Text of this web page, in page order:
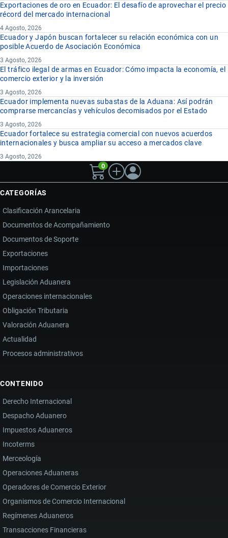
Exportaciones de oro en Ecuador: El desafío de aprovechar el precio
récord del mercado internacional
4 Agosto, 2026
Ecuador y Japón buscan fortalecer su relación económica con un
posible Acuerdo de Asociación Económica
3 Agosto, 2026
El tráfico ilegal de armas en Ecuador: Cómo impacta la economía, el
comercio exterior y la inversión
3 Agosto, 2026
Ecuador implementa nuevas subastas de la Aduana: Así podrán
comprarse mercancías y vehículos decomisados por el Estado
3 Agosto, 2026
Ecuador fortalece su estrategia comercial con nuevos acuerdos
internacionales y busca ampliar su acceso a mercados clave
3 Agosto, 2026
0
CATEGORÍAS
Clasificación Arancelaria
Documentos de Acompañamiento
Documentos de Soporte
Exportaciones
Importaciones
Legislación Aduanera
Operaciones internacionales
Obligación Tributaria
Valoración Aduanera
Actualidad
Procesos administrativos
CONTENIDO
Derecho Internacional
Despacho Aduanero
Impuestos Aduaneros
Incoterms
Merceología
Operaciones Aduaneras
Operadores de Comercio Exterior
Organismos de Comercio Internacional
Regímenes Aduaneros
Transacciones Financieras